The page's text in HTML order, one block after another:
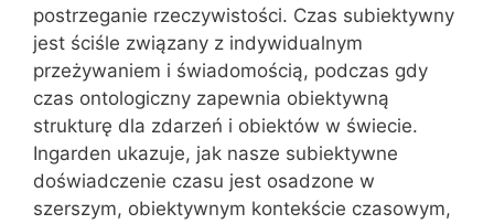
postrzeganie rzeczywistości. Czas subiektywny
jest ściśle związany z indywidualnym
przeżywaniem i świadomością, podczas gdy
czas ontologiczny zapewnia obiektywną
strukturę dla zdarzeń i obiektów w świecie.
Ingarden ukazuje, jak nasze subiektywne
doświadczenie czasu jest osadzone w
szerszym, obiektywnym kontekście czasowym,